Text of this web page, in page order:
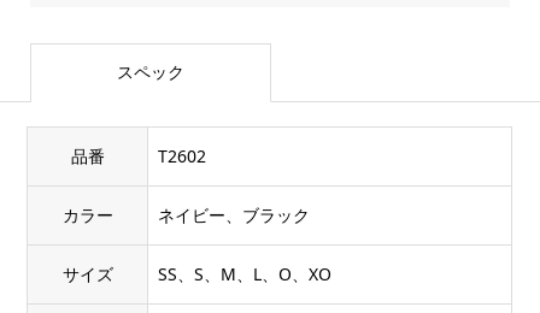
スペック
品番 T2602
カラー ネイビー、ブラック
サイズ SS、S、M、L、O、XO